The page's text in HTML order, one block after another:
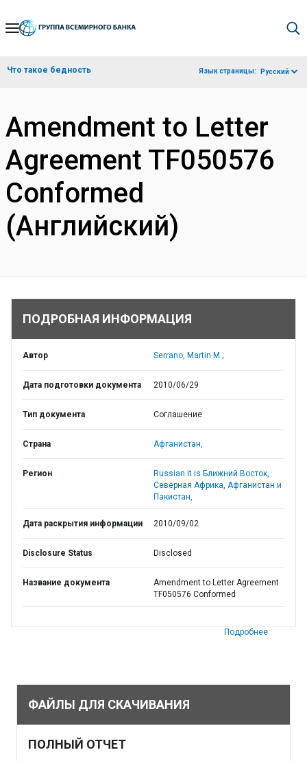
Skip
Navigation
Что такое бедность Язык страницы: Русский
Amendment to Letter
Agreement TF050576
Conformed
(Английский)
ПОДРОБНАЯ ИНФОРМАЦИЯ
Автор Serrano, Martin M.;
Дата подготовки документа 2010/06/29
Тип документа Соглашение
Страна Афганистан,
Регион
Russian it is Ближний Восток,
Северная Африка, Афганистан и
Пакистан,
Дата раскрытия информации 2010/09/02
Disclosure Status Disclosed
Название документа
Amendment to Letter Agreement
TF050576 Conformed
Подробнее
ФАЙЛЫ ДЛЯ СКАЧИВАНИЯ
ПОЛНЫЙ ОТЧЕТ